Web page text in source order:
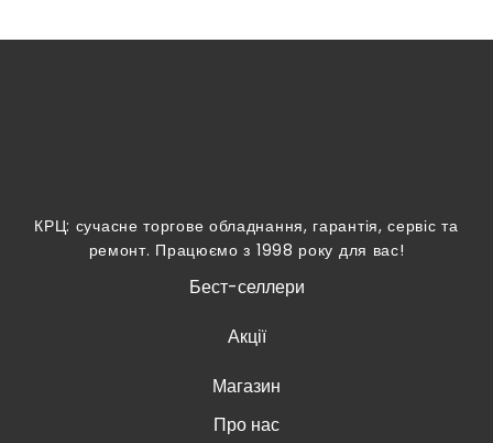
КРЦ: сучасне торгове обладнання, гарантія, сервіс та
ремонт. Працюємо з 1998 року для вас!
Бест-селлери
Акції
Магазин
Про нас